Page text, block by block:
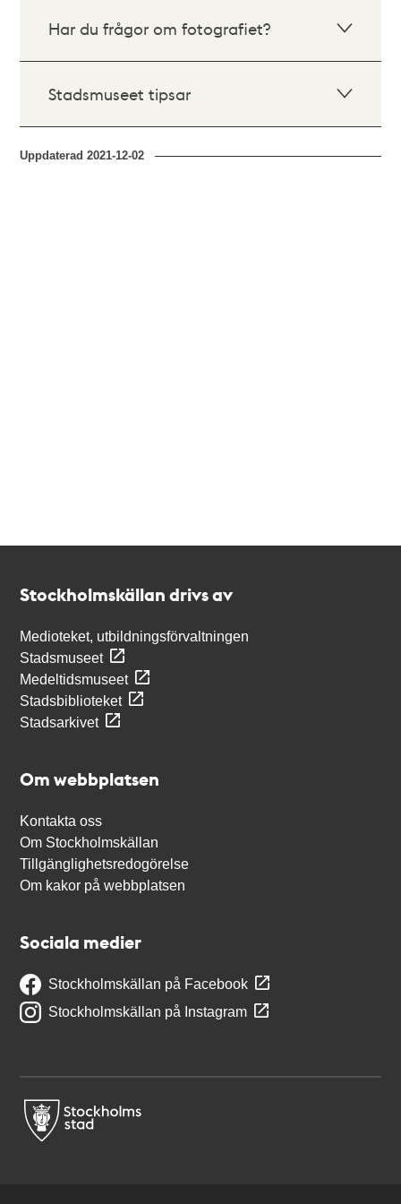
Har du frågor om fotografiet?
Stadsmuseet tipsar
Uppdaterad2021-12-02
Stockholmskällan drivs av
Medioteket, utbildningsförvaltningen
Stadsmuseet
Medeltidsmuseet
Stadsbiblioteket
Stadsarkivet
Om webbplatsen
Kontakta oss
Om Stockholmskällan
Tillgänglighetsredogörelse
Om kakor på webbplatsen
Sociala medier
Stockholmskällan på Facebook
Stockholmskällan på Instagram